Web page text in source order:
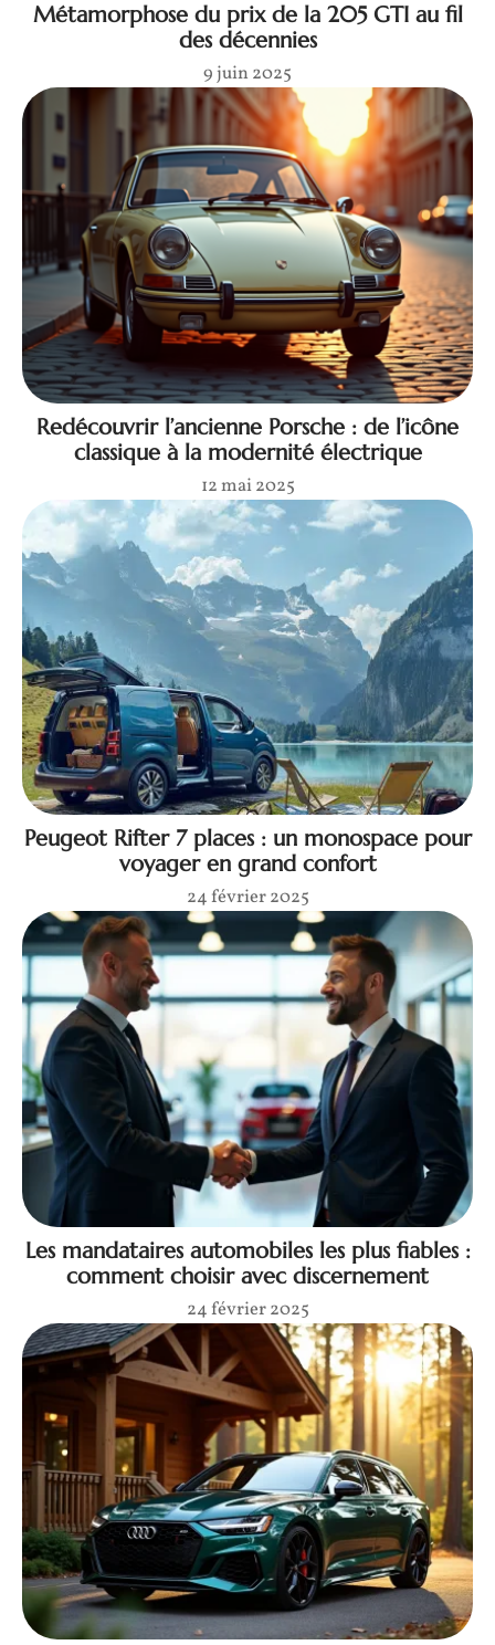
Métamorphose du prix de la 205 GTI au fil
des décennies
9 juin 2025
Redécouvrir l’ancienne Porsche : de l’icône
classique à la modernité électrique
12 mai 2025
Peugeot Rifter 7 places : un monospace pour
voyager en grand confort
24 février 2025
Les mandataires automobiles les plus fiables :
comment choisir avec discernement
24 février 2025